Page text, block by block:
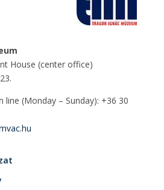
House (center office)
(Monday – Sunday): +36 30